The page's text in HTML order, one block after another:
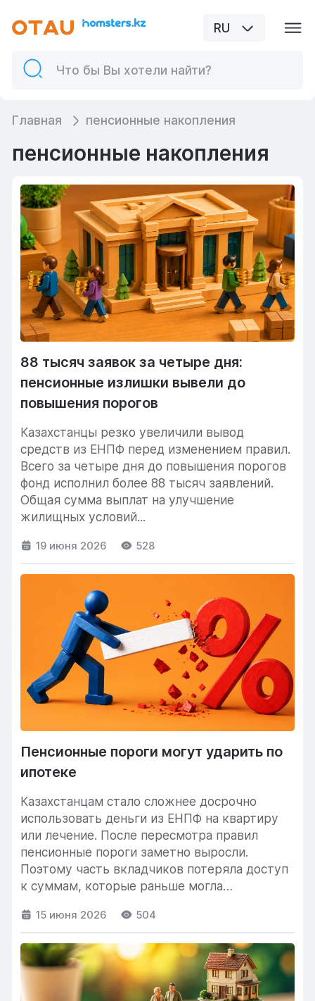
RU
Главная пенсионные накопления
пенсионные накопления
88 тысяч заявок за четыре дня:
пенсионные излишки вывели до
повышения порогов
Казахстанцы резко увеличили вывод
средств из ЕНПФ перед изменением правил.
Всего за четыре дня до повышения порогов
фонд исполнил более 88 тысяч заявлений.
Общая сумма выплат на улучшение
жилищных условий...
19 июня 2026 528
Пенсионные пороги могут ударить по
ипотеке
Казахстанцам стало сложнее досрочно
использовать деньги из ЕНПФ на квартиру
или лечение. После пересмотра правил
пенсионные пороги заметно выросли.
Поэтому часть вкладчиков потеряла доступ
к суммам, которые раньше могла
15 июня 2026 504